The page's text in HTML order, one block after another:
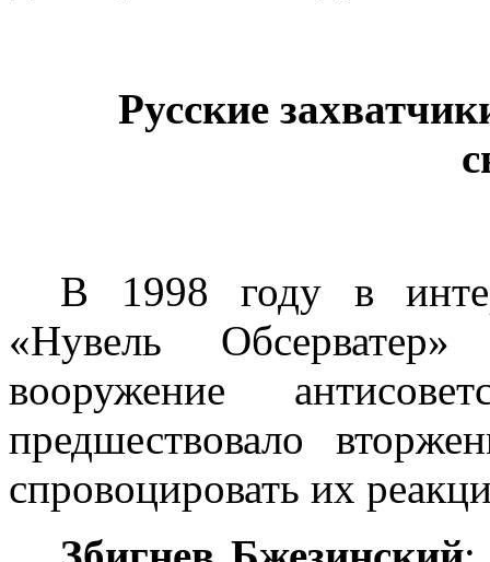
Русские
В 1998 году в
«Нувель
вооружение
предшествовало
спровоцировать их